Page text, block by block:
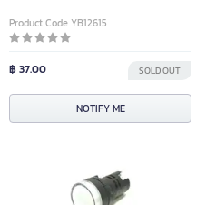
Product Code YB12615
฿ 37.00 SOLD OUT
NOTIFY ME